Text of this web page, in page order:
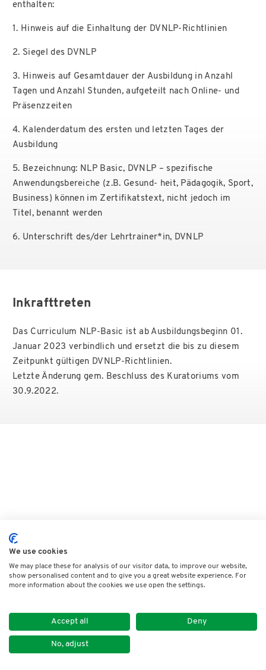
enthalten:
1. Hinweis auf die Einhaltung der DVNLP-Richtlinien
2. Siegel des DVNLP
3. Hinweis auf Gesamtdauer der Ausbildung in Anzahl
Tagen und Anzahl Stunden, aufgeteilt nach Online- und
Präsenzzeiten
4. Kalenderdatum des ersten und letzten Tages der
Ausbildung
5. Bezeichnung: NLP Basic, DVNLP – spezifische
Anwendungsbereiche (z.B. Gesund- heit, Pädagogik, Sport,
Business) können im Zertifikatstext, nicht jedoch im
Titel, benannt werden
6. Unterschrift des/der Lehrtrainer*in, DVNLP
Inkrafttreten
Das Curriculum NLP-Basic ist ab Ausbildungsbeginn 01.
Januar 2023 verbindlich und ersetzt die bis zu diesem
Zeitpunkt gültigen DVNLP-Richtlinien.
Letzte Änderung gem. Beschluss des Kuratoriums vom
30.9.2022.
We use cookies
We may place these for analysis of our visitor data, to improve our website,
show personalised content and to give you a great website experience. For
more information about the cookies we use open the settings.
Accept all Deny
No, adjust